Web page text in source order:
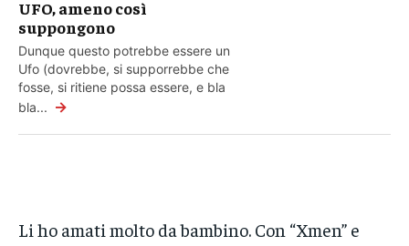
UFO, ameno così
suppongono
Dunque questo potrebbe essere un
Ufo (dovrebbe, si supporrebbe che
fosse, si ritiene possa essere, e bla
bla... →
Li ho amati molto da bambino. Con “Xmen” e